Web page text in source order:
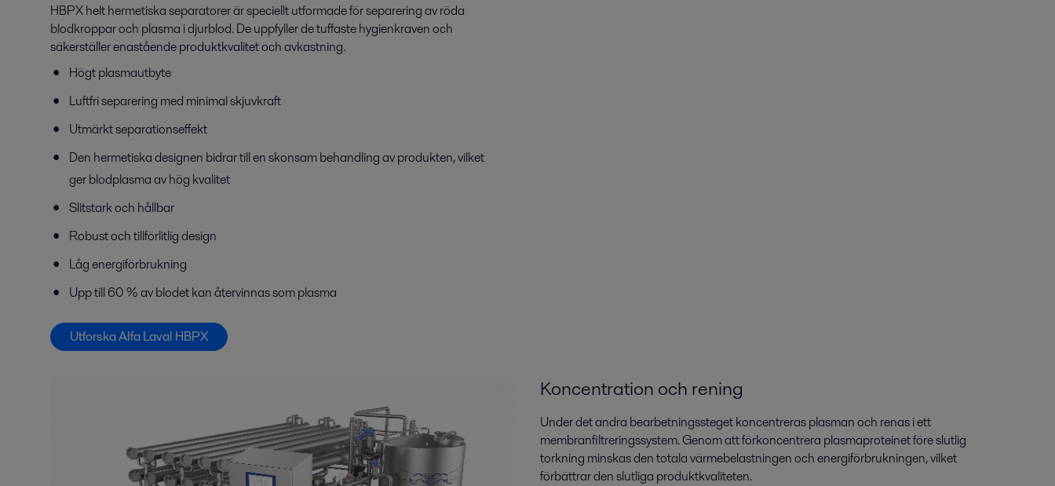
HBPX helt hermetiska separatorer är speciellt utformade för separering av röda
blodkroppar och plasma i djurblod. De uppfyller de tuffaste hygienkraven och
säkerställer enastående produktkvalitet och avkastning.
Högt plasmautbyte
Luftfri separering med minimal skjuvkraft
Utmärkt separationseffekt
Den hermetiska designen bidrar till en skonsam behandling av produkten, vilket
ger blodplasma av hög kvalitet
Slitstark och hållbar
Robust och tillförlitlig design
Låg energiförbrukning
Upp till 60 % av blodet kan återvinnas som plasma
Utforska Alfa Laval HBPX
Koncentration och rening
Under det andra bearbetningssteget koncentreras plasman och renas i ett
membranfiltreringssystem. Genom att förkoncentrera plasmaproteinet före slutlig
torkning minskas den totala värmebelastningen och energiförbrukningen, vilket
förbättrar den slutliga produktkvaliteten.